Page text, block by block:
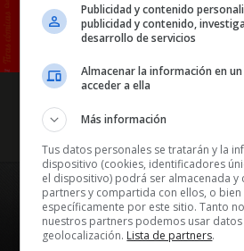
6 gafas para
Publicidad y contenido
publicidad y contenido,
desarrollo de servicios
Almacenar la información en
acceder a ella
Más información
Tus datos personales se tratarán y la
dispositivo (cookies, identificadores
el dispositivo) podrá ser almacenada y
partners y compartida con ellos, o bien
específicamente por este sitio. Tanto
nuestros partners podemos usar
geolocalización. Lista de partners.